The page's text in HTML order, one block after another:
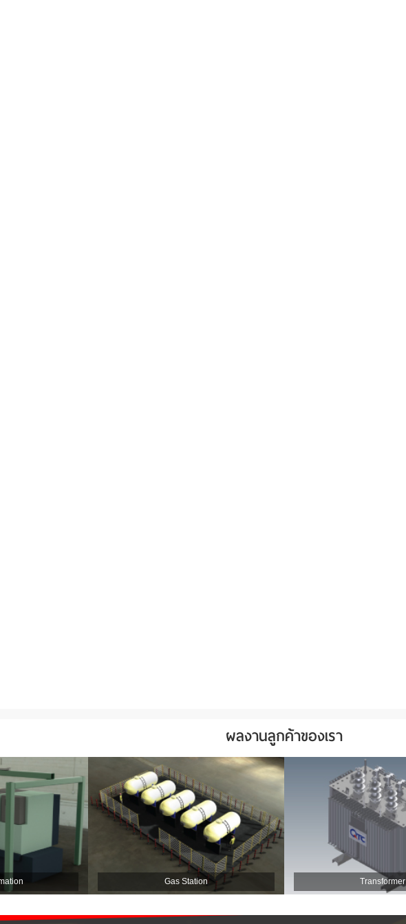
ผลงานลูกค้าของเรา
Gas Station Transformer